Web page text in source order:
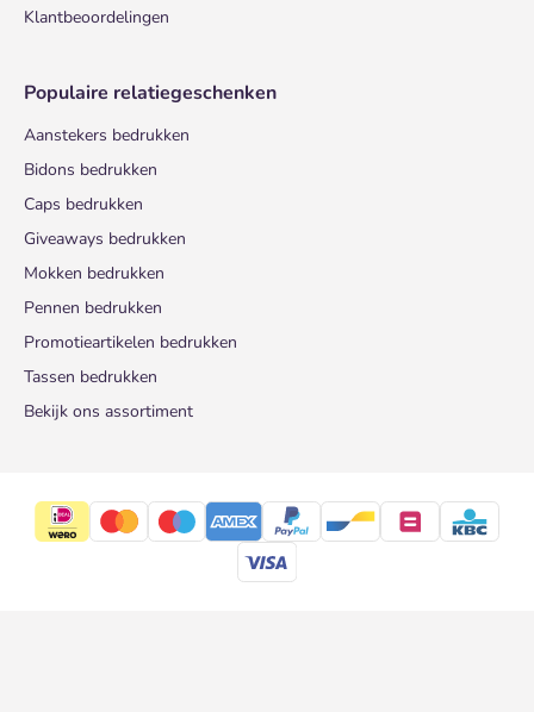
Klantbeoordelingen
Populaire relatiegeschenken
Aanstekers bedrukken
Bidons bedrukken
Caps bedrukken
Giveaways bedrukken
Mokken bedrukken
Pennen bedrukken
Promotieartikelen bedrukken
Tassen bedrukken
Bekijk ons assortiment